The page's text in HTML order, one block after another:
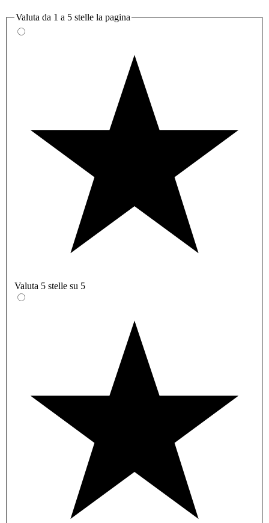
Valuta da 1 a 5 stelle la pagina
Valuta 5 stelle su 5